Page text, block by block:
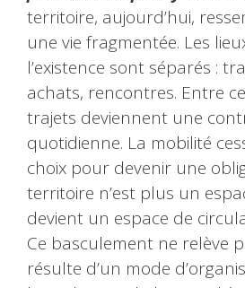
territoire, aujourd’hui,
une vie fragmentée. Les
l’existence sont séparés :
achats, rencontres. Entre
trajets deviennent une
quotidienne. La mobilité
choix pour devenir une
territoire n’est plus un
devient un espace de
Ce basculement ne relève
résulte d’un mode